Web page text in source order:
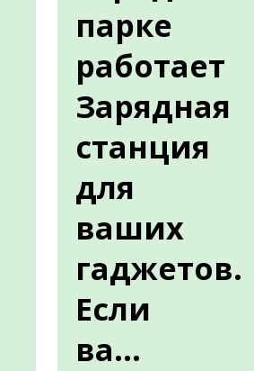
парке
работает
Зарядная
станция
для
ваших
гаджетов.
Если
ва...